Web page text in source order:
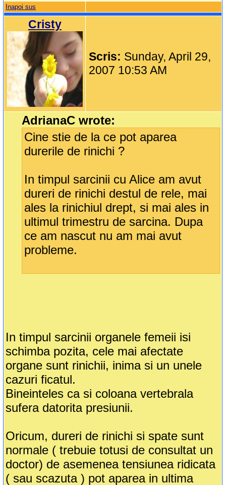
Inapoi sus
Cristy
Scris: Sunday, April 29,
2007 10:53 AM
AdrianaC wrote:
Cine stie de la ce pot aparea
durerile de rinichi ?
In timpul sarcinii cu Alice am avut
dureri de rinichi destul de rele, mai
ales la rinichiul drept, si mai ales in
ultimul trimestru de sarcina. Dupa
ce am nascut nu am mai avut
probleme.
In timpul sarcinii organele femeii isi
schimba pozita, cele mai afectate
organe sunt rinichii, inima si un unele
cazuri ficatul.
Bineinteles ca si coloana vertebrala
sufera datorita presiunii.
Oricum, dureri de rinichi si spate sunt
normale ( trebuie totusi de consultat un
doctor) de asemenea tensiunea ridicata
( sau scazuta ) pot aparea in ultima